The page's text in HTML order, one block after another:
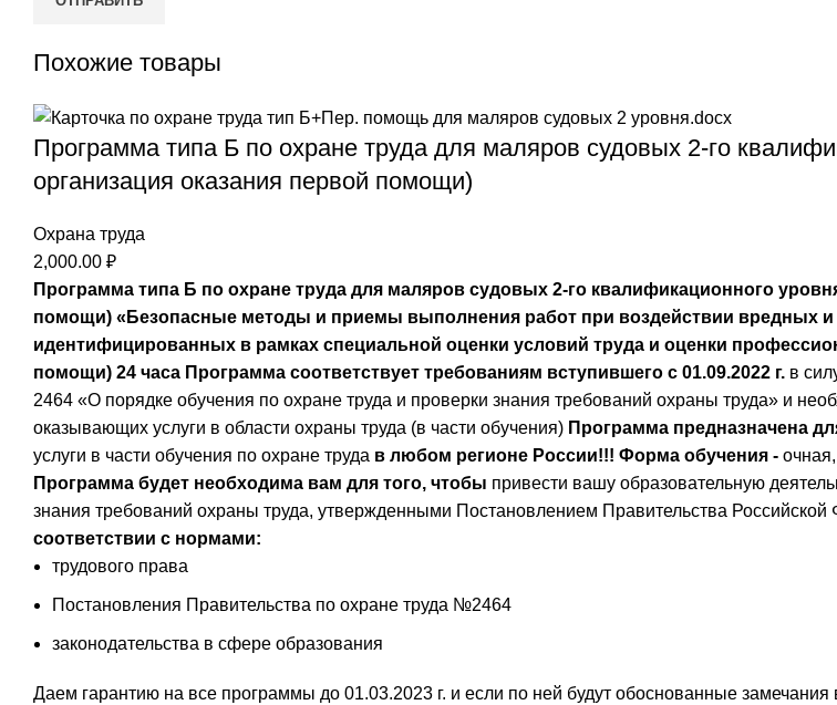
Похожие товары
Программа типа Б по охране труда для маляров судовых 2-го
организация оказания первой помощи)
Охрана труда
2,000.00 ₽
Программа типа Б по охране труда для маляров судовых 2-го квалификационного
помощи) «Безопасные методы и приемы выполнения работ при воздействии вредных
идентифицированных в рамках специальной оценки условий труда и оценки
помощи) 24 часа Программа соответствует требованиям вступившего с 01.09.2022 г. в
2464 «О порядке обучения по охране труда и проверки знания требований охраны труда» и
оказывающих услуги в области охраны труда (в части обучения) Программа предназначена
услуги в части обучения по охране труда в любом регионе России!!! Форма обучения -
Программа будет необходима вам для того, чтобы привести вашу образовательную
знания требований охраны труда, утвержденными Постановлением Правительства
соответствии с нормами:
трудового права
Постановления Правительства по охране труда №2464
законодательства в сфере образования
Даем гарантию на все программы до 01.03.2023 г. и если по ней будут обоснованные